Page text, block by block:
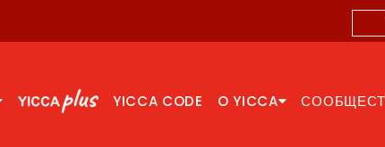
YICCA CODE O YICCA